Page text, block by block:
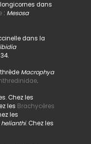
dans
: Mesosa
dans la
Macrophya
.
Chez les
les Brachycères
les
. Chez les